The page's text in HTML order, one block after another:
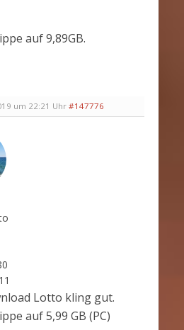
auf 9,89GB.
um 22:21 Uhr #147776
Lotto kling gut.
auf 5,99 GB (PC)